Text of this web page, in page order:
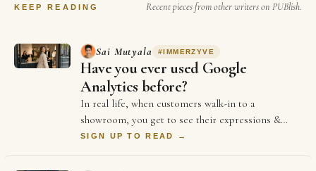
KEEP READING Recent pieces from other writers on PUBlish.
Sai Mutyala #IMMERZYVE
Have you ever used Google
Analytics before?
In real life, when customers walk-in to a
showroom, you get to see their expressions &
body language from the moment they stepped in.
SIGN UP TO READ →